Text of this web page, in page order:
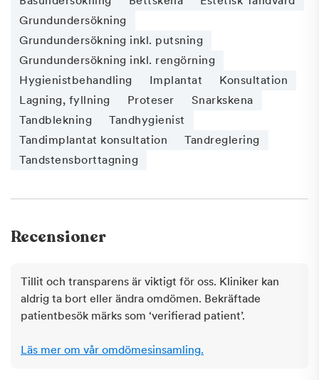
Grundundersökning
Grundundersökning inkl. putsning
Grundundersökning inkl. rengörning
Hygienistbehandling
Implantat
Konsultation
Lagning, fyllning
Proteser
Snarkskena
Tandblekning
Tandhygienist
Tandimplantat konsultation
Tandreglering
Tandstensborttagning
Recensioner
Tillit och transparens är viktigt för oss. Kliniker kan
aldrig ta bort eller ändra omdömen. Bekräftade
patientbesök märks som ‘verifierad patient’.
Läs mer om vår omdömesinsamling.